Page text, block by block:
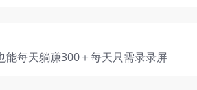
能每天躺赚300＋每天只需录录屏